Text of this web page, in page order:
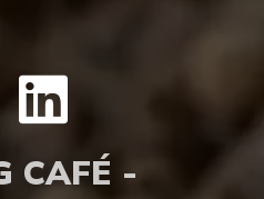
CAFÉ -